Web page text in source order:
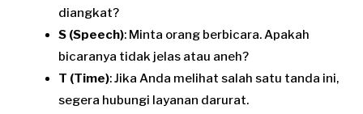
diangkat?
S (Speech): Minta orang berbicara. Apakah
bicaranya tidak jelas atau aneh?
T (Time): Jika Anda melihat salah satu tanda ini,
segera hubungi layanan darurat.